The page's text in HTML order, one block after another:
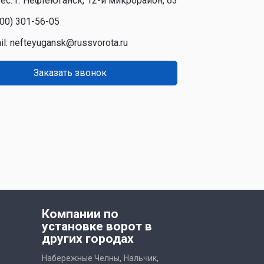
301-56-05
nefteyugansk@russvorota.ru
Заказать звонок
Компании по
установке ворот в
других городах
Набережные Челны, Нальчик,